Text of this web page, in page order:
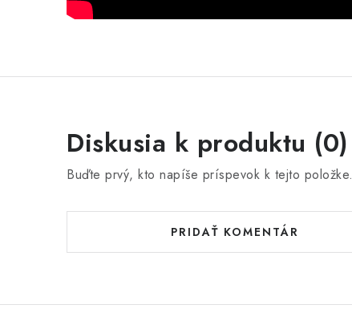
Diskusia k produktu (0)
Buďte prvý, kto napíše príspevok k tejto položke.
PRIDAŤ KOMENTÁR